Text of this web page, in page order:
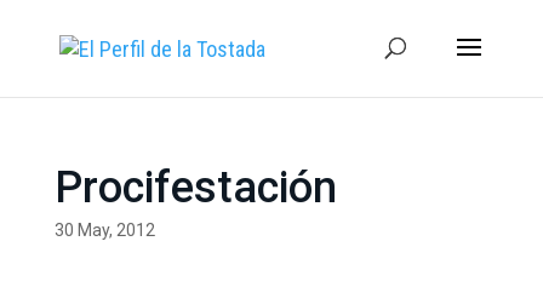
Procifestación
30 May, 2012